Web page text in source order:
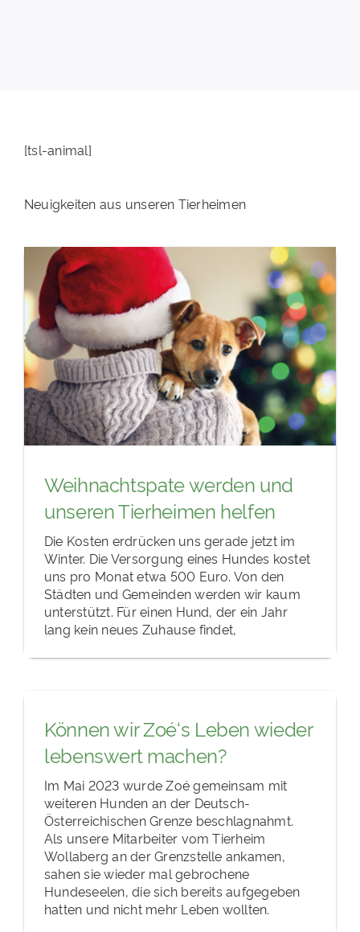
[tsl-animal]
Neuigkeiten aus unseren Tierheimen
Weihnachtspate werden und
unseren Tierheimen helfen
Die Kosten erdrücken uns gerade jetzt im
Winter. Die Versorgung eines Hundes kostet
uns pro Monat etwa 500 Euro. Von den
Städten und Gemeinden werden wir kaum
unterstützt. Für einen Hund, der ein Jahr
lang kein neues Zuhause findet,
Können wir Zoé‘s Leben wieder
lebenswert machen?
Im Mai 2023 wurde Zoé gemeinsam mit
weiteren Hunden an der Deutsch-
Österreichischen Grenze beschlagnahmt.
Als unsere Mitarbeiter vom Tierheim
Wollaberg an der Grenzstelle ankamen,
sahen sie wieder mal gebrochene
Hundeseelen, die sich bereits aufgegeben
hatten und nicht mehr Leben wollten.